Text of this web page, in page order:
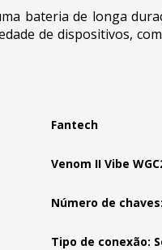
bateria de longa
de dispositivos,
Fantech
Venom II Vibe
Número de
Tipo de conexão: